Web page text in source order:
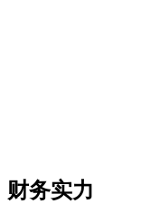
财务实力